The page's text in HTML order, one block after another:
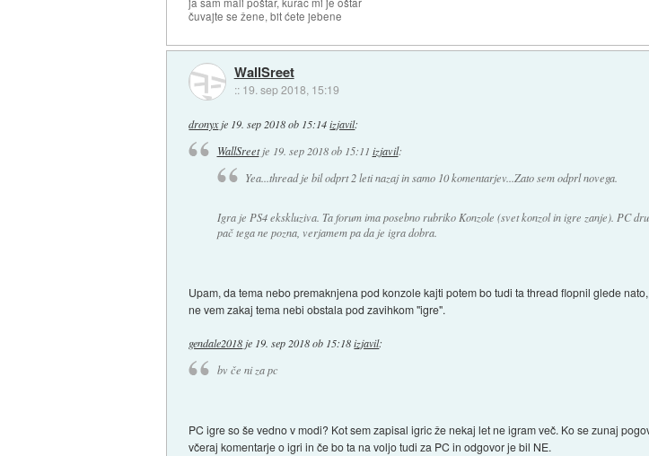
čuvajte se žene, bit ćete jebene
WallSreet
:: 19. sep 2018, 15:19
dronyxje 19. sep 2018 ob 15:14 izjavil:
WallSreetje 19. sep 2018 ob 15:11 izjavil:
Yea...thread je bil odprt 2 leti nazaj in samo 10 komentarjev...Zato sem odprl novega.
Igra je PS4 ekskluziva. Ta forum ima posebno rubriko Konzole (svet konzol in igre zanje). PC
pač tega ne pozna, verjamem pa da je igra dobra.
Upam, da tema nebo premaknjena pod konzole kajti potem bo tudi ta thread flopnil glede
ne vem zakaj tema nebi obstala pod zavihkom "igre".
gendale2018 je 19. sep 2018 ob 15:18 izjavil:
bv če ni za pc
PC igre so še vedno v modi? Kot sem zapisal igric že nekaj let ne igram več. Ko se zunaj
včeraj komentarje o igri in če bo ta na voljo tudi za PC in odgovor je bil NE.